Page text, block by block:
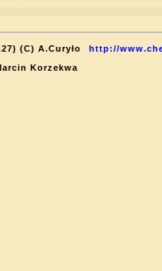
(C) A.Curyło
http://
Korzekwa